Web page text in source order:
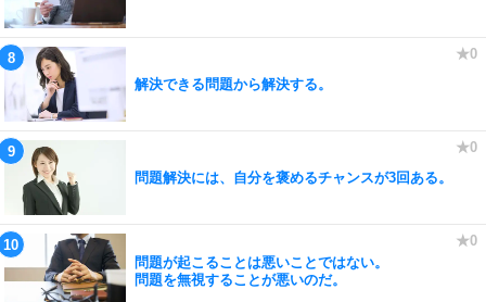
解決できる問題から解決する。
問題解決には、自分を褒めるチャンスが3回ある。
問題が起こることは悪いことではない。
問題を無視することが悪いのだ。